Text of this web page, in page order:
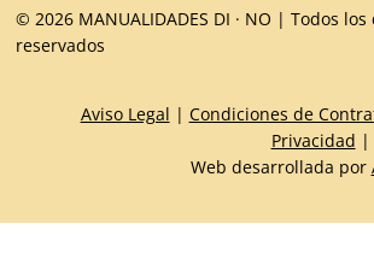
© 2026 MANUALIDADES DI · NO | Todos
reservados
Aviso Legal | Condiciones de
Privacidad |
Web desarrollada por